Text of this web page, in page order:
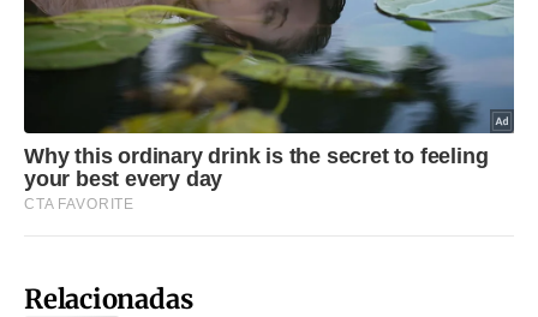
Relacionadas